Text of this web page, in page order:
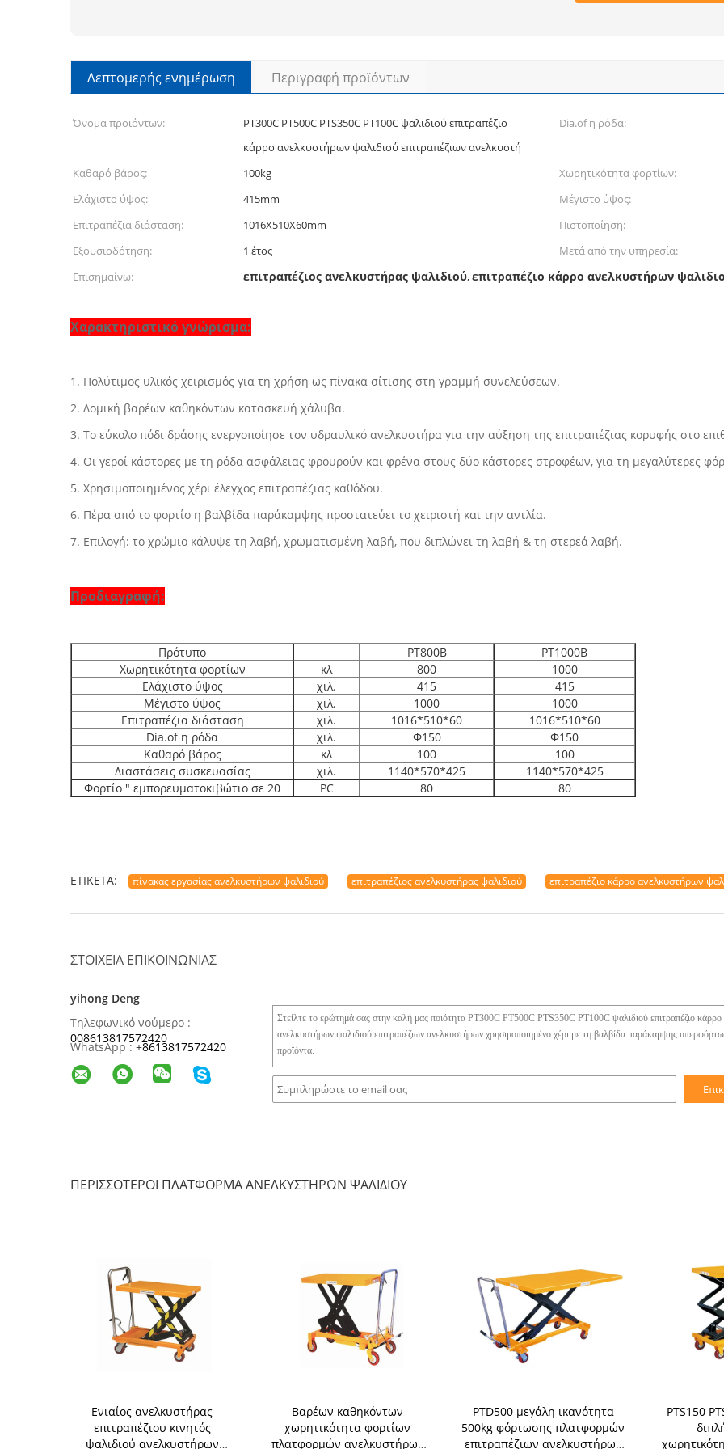
Λεπτομερής ενημέρωση Περιγραφή προϊόντων
Όνομα προϊόντων:
PT300C PT500C PTS350C PT100C ψαλιδιού επιτραπέζιο
κάρρο ανελκυστήρων ψαλιδιού επιτραπέζιων ανελκυστή
Dia.of η ρόδα:
Καθαρό βάρος: 100kg Χωρητικότητα φορτίων:
Ελάχιστο ύψος:
415mm Μέγιστο ύψος:
Επιτραπέζια διάσταση:
1016X510X60mm Πιστοποίηση:
Εξουσιοδότηση:
1 έτος Μετά από την υπηρεσία:
Επισημαίνω:
επιτραπέζιος ανελκυστήρας ψαλιδιού,επιτραπέζιο κάρρο ανελκυστήρων
Χαρακτηριστικό γνώρισμα:
1. Πολύτιμος υλικός χειρισμός για τη χρήση ως πίνακα σίτισης στη γραμμή συνελεύσεων.
2. Δομική βαρέων καθηκόντων κατασκευή χάλυβα.
3. Το εύκολο πόδι δράσης ενεργοποίησε τον υδραυλικό ανελκυστήρα για την αύξηση της επιτραπέζιας κορυφής στο
4. Οι γεροί κάστορες με τη ρόδα ασφάλειας φρουρούν και φρένα στους δύο κάστορες στροφέων, για τη μεγαλύτερες
5. Χρησιμοποιημένος χέρι έλεγχος επιτραπέζιας καθόδου.
6. Πέρα από το φορτίο η βαλβίδα παράκαμψης προστατεύει το χειριστή και την αντλία.
7. Επιλογή: το χρώμιο κάλυψε τη λαβή, χρωματισμένη λαβή, που διπλώνει τη λαβή & τη στερεά λαβή.
Προδιαγραφή:
Πρότυπο PT800B
PT1000B
Χωρητικότητα φορτίων
κλ 800
1000
Ελάχιστο ύψος
χιλ. 415
415
Μέγιστο ύψος
χιλ. 1000
1000
Επιτραπέζια διάσταση
χιλ. 1016*510*60
1016*510*60
Dia.of η ρόδα
χιλ. Φ150
Φ150
Καθαρό βάρος
κλ 100
100
Διαστάσεις συσκευασίας
χιλ. 1140*570*425
1140*570*425
Φορτίο " εμπορευματοκιβώτιο σε 20
PC 80 80
ΕΤΙΚΈΤΑ: πίνακας εργασίας ανελκυστήρων ψαλιδιού επιτραπέζιος ανελκυστήρας ψαλιδιού επιτραπέζιο κάρρο ανελκυστήρων
ΣΤΟΙΧΕΊΑ ΕΠΙΚΟΙΝΩΝΊΑΣ
yihong Deng
Τηλεφωνικό νούμερο :
008613817572420
WhatsApp :+8613817572420
ΠΕΡΙΣΣΌΤΕΡΟΙ ΠΛΑΤΦΌΡΜΑ ΑΝΕΛΚΥΣΤΉΡΩΝ ΨΑΛΙΔΙΟΎ
Ενιαίος ανελκυστήρας
επιτραπέζιου κινητός
ψαλιδιού ανελκυστήρων
Βαρέων καθηκόντων
χωρητικότητα φορτίων
πλατφορμών ανελκυστήρων
PTD500 μεγάλη ικανότητα
500kg φόρτωσης πλατφορμών
επιτραπέζιων ανελκυστήρων
PTS150